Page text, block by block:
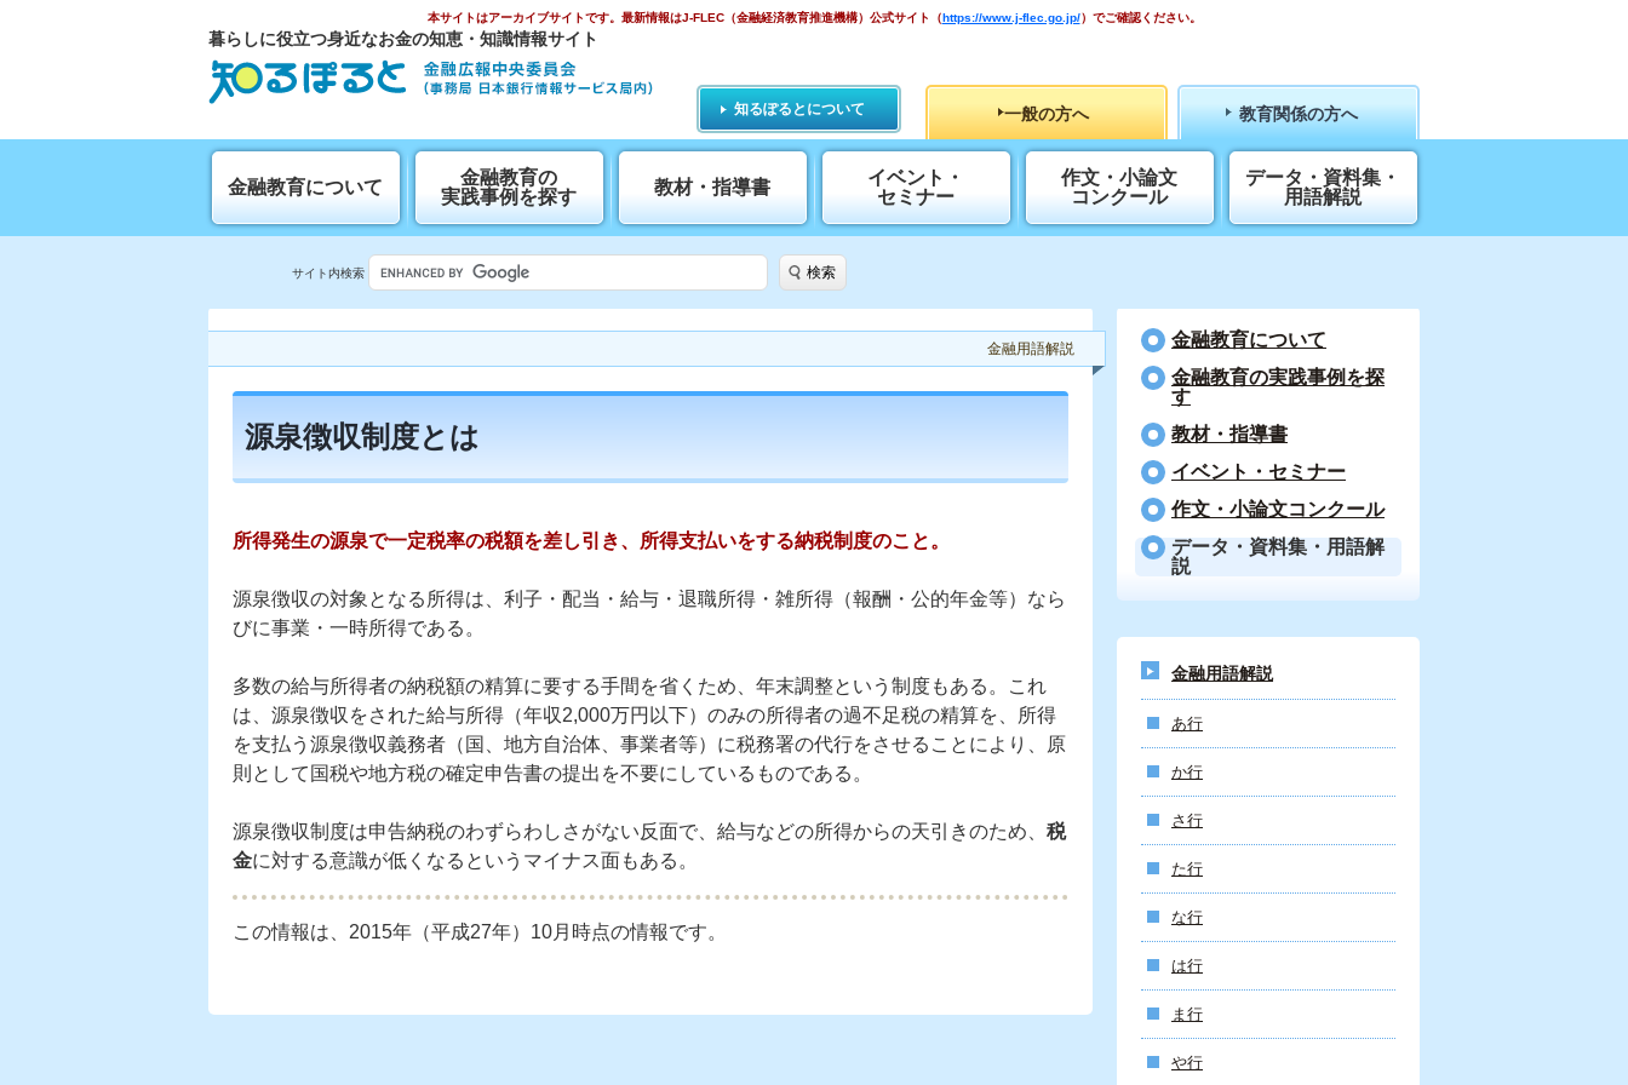
本サイトはアーカイブサイトです。 最新情報はJ-FLEC（金融経済教育推進機構）公式サイト （https://www.j-flec.go.jp/）でご確認ください。
暮らしに役立つ身近なお金の知恵・知識情報サイト
知るぽるとについて 一般の方へ 教育関係の方へ
金融教育について
⾦融教育の
実践事例を探す
教材・指導書
イベント・
セミナー
作文・小論文
コンクール
データ・資料集・
用語解説
サイト内検索 検索
金融用語解説
源泉徴収制度とは
所得発生の源泉で一定税率の税額を差し引き、所得支払いをする納税制度のこと。
源泉徴収の対象となる所得は、利子・配当・給与・退職所得・雑所得（報酬・公的年金等）なら
びに事業・一時所得である。
多数の給与所得者の納税額の精算に要する手間を省くため、年末調整という制度もある。これ
は、源泉徴収をされた給与所得（年収2,000万円以下）のみの所得者の過不足税の精算を、所得
を支払う源泉徴収義務者（国、地方自治体、事業者等）に税務署の代行をさせることにより、原
則として国税や地方税の確定申告書の提出を不要にしているものである。
源泉徴収制度は申告納税のわずらわしさがない反面で、給与などの所得からの天引きのため、 税
金に対する意識が低くなるというマイナス面もある。
この情報は、2015年（平成27年）10月時点の情報です。
金融教育について
⾦融教育の実践事例を探
す
教材・指導書
イベント・セミナー
作文・小論文コンクール
データ・資料集・用語解
説
金融用語解説
あ行
か行
さ行
た行
な行
は行
ま行
や行